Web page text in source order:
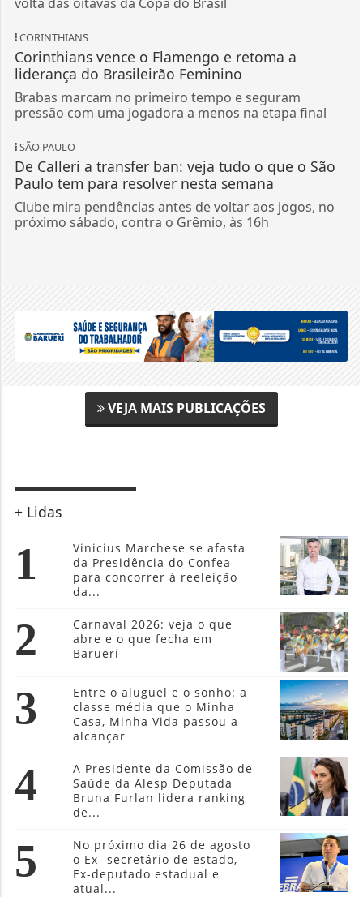
CORINTHIANS
Corinthians vence o Flamengo e retoma a
liderança do Brasileirão Feminino
Brabas marcam no primeiro tempo e seguram
pressão com uma jogadora a menos na etapa final
SÃO PAULO
De Calleri a transfer ban: veja tudo o que o São
Paulo tem para resolver nesta semana
Clube mira pendências antes de voltar aos jogos, no
próximo sábado, contra o Grêmio, às 16h
VEJA MAIS PUBLICAÇÕES
+ Lidas
1
Vinicius Marchese se afasta
da Presidência do Confea
para concorrer à reeleição
da...
2
Carnaval 2026: veja o que
abre e o que fecha em
Barueri
3
Entre o aluguel e o sonho: a
classe média que o Minha
Casa, Minha Vida passou a
alcançar
4
A Presidente da Comissão de
Saúde da Alesp Deputada
Bruna Furlan lidera ranking
de...
5
No próximo dia 26 de agosto
o Ex- secretário de estado,
Ex-deputado estadual e
atual...